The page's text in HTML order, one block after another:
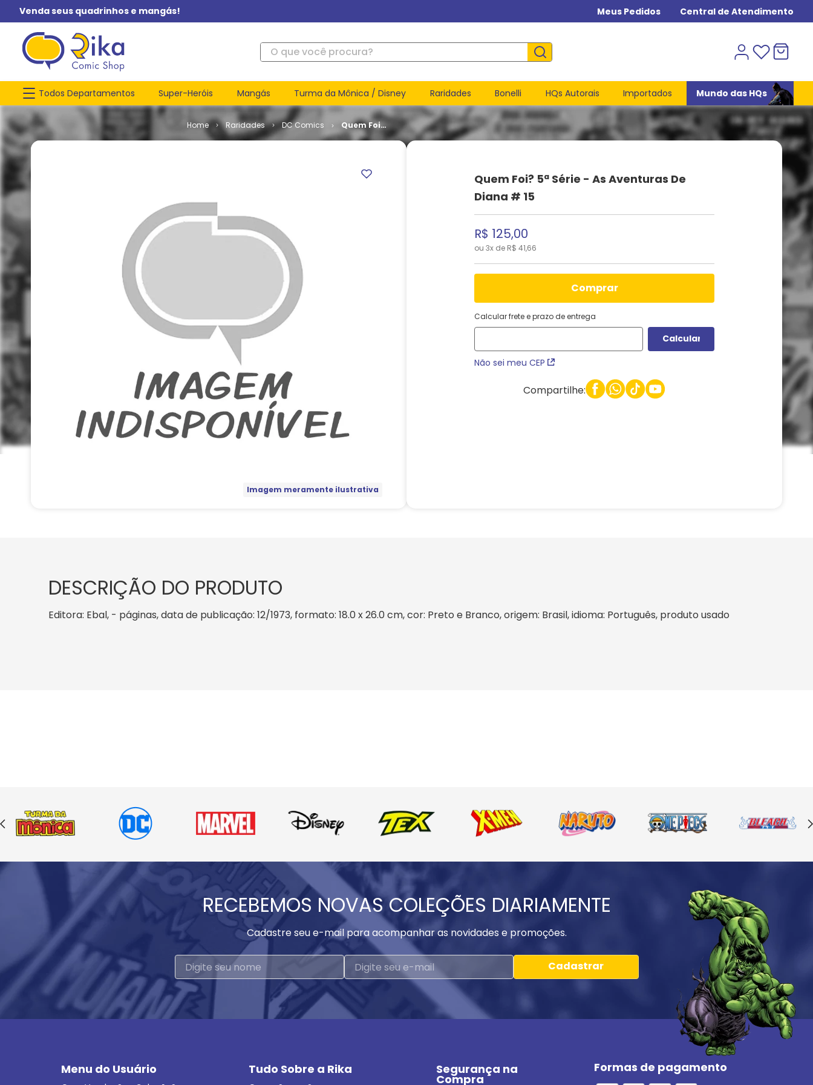
Venda seus quadrinhos e mangás! Meus Pedidos Central de Atendimento
O que você procura?
Todos Departamentos Super-Heróis Mangás Turma da Mônica / Disney Raridades Bonelli HQs Autorais Importados Mundo das HQs
Raridades DC Comics
Quem Foi?
5ª Série -
de Diana #
Imagem meramente ilustrativa
Quem Foi? 5ª Série - As Aventuras De
Diana # 15
R$ 125,00
ou 3x de R$ 41,66
comprar
Calcular frete e prazo de entrega
Não sei meu CEP
Compartilhe:
DESCRIÇÃO DO PRODUTO
Editora: Ebal, - páginas, data de publicação: 12/1973, formato: 18.0 x 26.0 cm, cor: Preto e Branco, origem: Brasil, idioma: Português, produto usado
RECEBEMOS NOVAS COLEÇÕES DIARIAMENTE
Cadastre seu e-mail para acompanhar as novidades e promoções.
Cadastrar
Menu do Usuário Tudo Sobre a Rika Segurança na
Compra
Formas de pagamento